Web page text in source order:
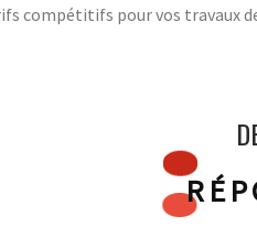
compétitifs pour vos travaux